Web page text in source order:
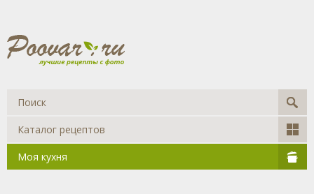
Каталог рецептов
Моя кухня